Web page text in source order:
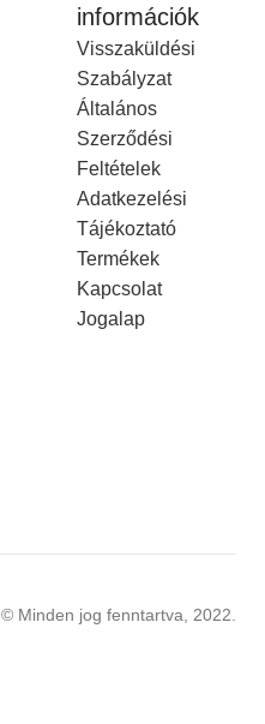
Akciós termék
49,990.00 Ft14,990.00
KOSÁRBA HELYEZÉS
információk
Visszaküldési
Szabályzat
Általános
Szerződési
Feltételek
Adatkezelési
Tájékoztató
Termékek
Kapcsolat
Jogalap
© Minden jog fenntartva, 2022.